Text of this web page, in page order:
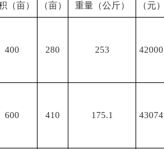
（亩） （亩） 重量（公斤） （元）
400 280 253 42000
600 410 175.1 43074